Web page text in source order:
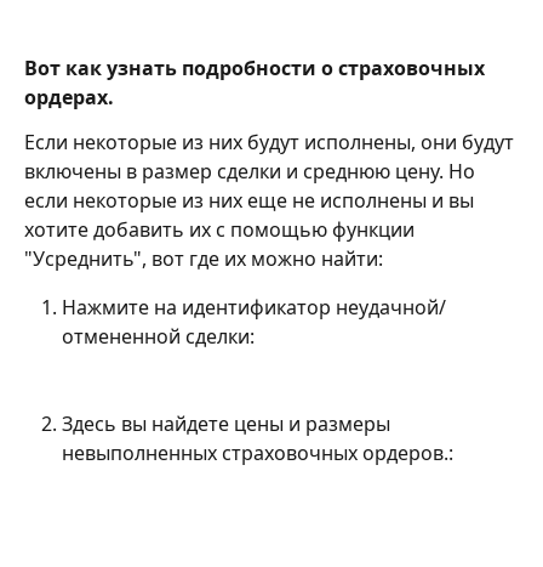
Вот как узнать подробности о страховочных
ордерах.
Если некоторые из них будут исполнены, они будут
включены в размер сделки и среднюю цену. Но
если некоторые из них еще не исполнены и вы
хотите добавить их с помощью функции
"Усреднить", вот где их можно найти:
Нажмите на идентификатор неудачной/
отмененной сделки:
Здесь вы найдете цены и размеры
невыполненных страховочных ордеров.: